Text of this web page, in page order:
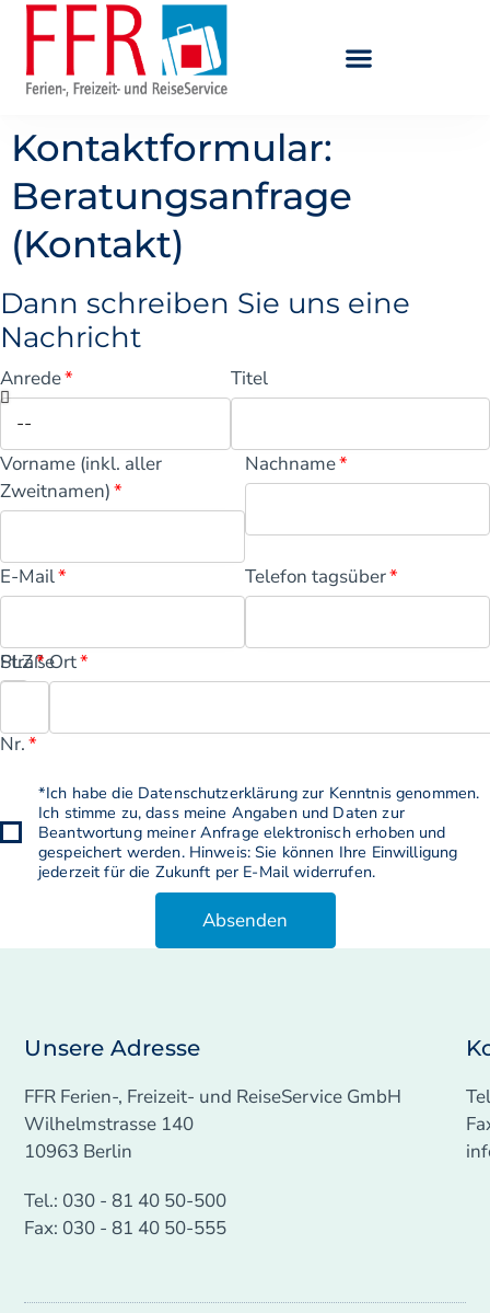
Kontaktformular:
Beratungsanfrage
(Kontakt)
Dann schreiben Sie uns eine
Nachricht
Anrede Titel
Vorname (inkl. aller
Zweitnamen)
Nachname
E-Mail Telefon tagsüber
Straße
und
Nr.
PLZ Ort
*Ich habe die Datenschutzerklärung zur Kenntnis genommen.
Ich stimme zu, dass meine Angaben und Daten zur
Beantwortung meiner Anfrage elektronisch erhoben und
gespeichert werden. Hinweis: Sie können Ihre Einwilligung
jederzeit für die Zukunft per E-Mail widerrufen.
Absenden
Unsere Adresse
FFR Ferien-, Freizeit- und ReiseService GmbH
Wilhelmstrasse 140
10963 Berlin
Tel.: 030 - 81 40 50-500
Fax: 030 - 81 40 50-555